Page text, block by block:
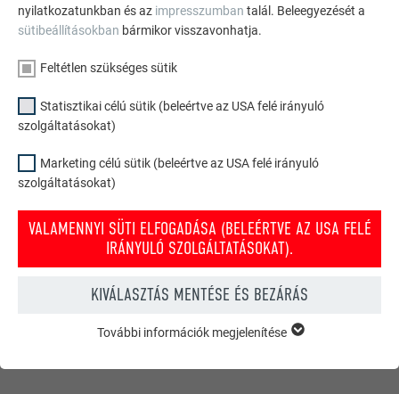
PREFA tető- és homlokzati konfigurátor
Tervezze meg (álmai) házát a PREFA online konfigurátorral.
kialakításához.
nyilatkozatunkban és az impresszumban talál. Beleegyezését a
sütibeállításokban bármikor visszavonhatja.
Feltétlen szükséges sütik
Statisztikai célú sütik (beleértve az USA felé irányuló
szolgáltatásokat)
Marketing célú sütik (beleértve az USA felé irányuló
szolgáltatásokat)
VALAMENNYI SÜTI ELFOGADÁSA (BELEÉRTVE AZ USA FELÉ
IRÁNYULÓ SZOLGÁLTATÁSOKAT).
KIVÁLASZTÁS MENTÉSE ÉS BEZÁRÁS
FELTÉTLEN SZÜKSÉGES SÜTIK
További információk megjelenítése